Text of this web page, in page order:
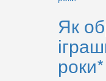
Як
роки*